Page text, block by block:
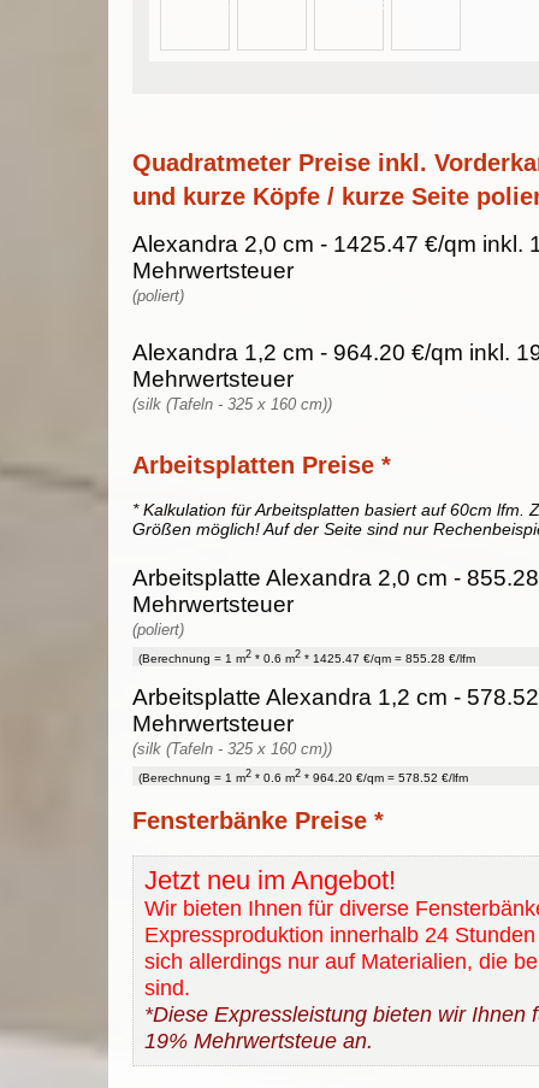
Quadratmeter Preise inkl.
und kurze Köpfe / kurze Seite
Alexandra 2,0 cm - 1425.47 €/qm inkl.
Mehrwertsteuer
(poliert)
Alexandra 1,2 cm - 964.20 €/qm inkl.
Mehrwertsteuer
(silk (Tafeln - 325 x 160 cm))
Arbeitsplatten Preise *
* Kalkulation für Arbeitsplatten basiert auf 60cm lfm.
Größen möglich! Auf der Seite sind nur
Arbeitsplatte Alexandra 2,0 cm -
Mehrwertsteuer
(poliert)
(Berechnung = 1 m2 * 0.6 m2 * 1425.47 €/qm = 855.28 €/lfm
Arbeitsplatte Alexandra 1,2 cm -
Mehrwertsteuer
(silk (Tafeln - 325 x 160 cm))
(Berechnung = 1 m2 * 0.6 m2 * 964.20 €/qm = 578.52 €/lfm
Fensterbänke Preise *
Jetzt neu im Angebot!
Wir bieten Ihnen für diverse
Expressproduktion innerhalb 24
sich allerdings nur auf Materialien, die
sind.
*Diese Expressleistung bieten wir Ihnen
19% Mehrwertsteue an.